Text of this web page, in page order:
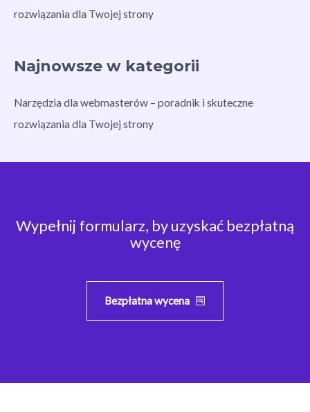
rozwiązania dla Twojej strony
Najnowsze w kategorii
Narzędzia dla webmasterów – poradnik i skuteczne
rozwiązania dla Twojej strony
Wypełnij formularz, by uzyskać bezpłatną
wycenę
Bezpłatna wycena